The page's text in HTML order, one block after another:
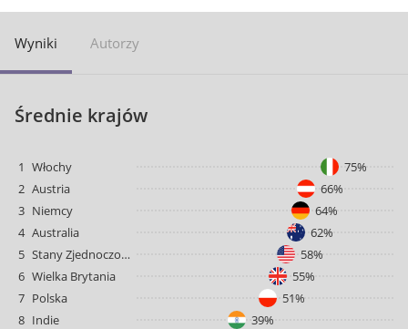
Wyniki Autorzy
Średnie krajów
1 Włochy
75%
2 Austria
66%
3 Niemcy
64%
4 Australia
62%
5
Stany Zjednoczone
58%
6 Wielka Brytania
55%
7 Polska
51%
8 Indie 39%